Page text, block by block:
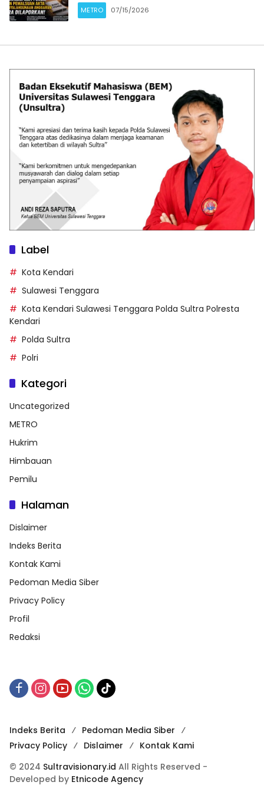
METRO 07/15/2026
Label
Kota Kendari
Sulawesi Tenggara
Kota Kendari Sulawesi Tenggara Polda Sultra Polresta
Kendari
Polda Sultra
Polri
Kategori
Uncategorized
METRO
Hukrim
Himbauan
Pemilu
Halaman
Dislaimer
Indeks Berita
Kontak Kami
Pedoman Media Siber
Privacy Policy
Profil
Redaksi
Indeks Berita
Pedoman Media Siber
Privacy Policy
Dislaimer
Kontak Kami
© 2024 Sultravisionary.id All Rights Reserved -
Developed by Etnicode Agency